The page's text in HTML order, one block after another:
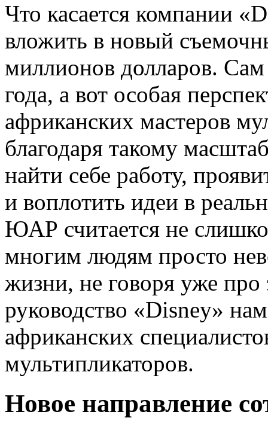
Что касается компании
вложить в новый
миллионов долларов. Сам
года, а вот особая
африканских мастеров
благодаря такому
найти себе работу,
и воплотить идеи в
ЮАР считается не
многим людям просто
жизни, не говоря уже
руководство «Disney»
африканских
мультипликаторов.
Новое направление